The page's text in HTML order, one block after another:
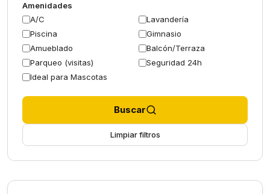
Amenidades
A/C
Lavandería
Piscina
Gimnasio
Amueblado
Balcón/Terraza
Parqueo (visitas)
Seguridad 24h
Ideal para Mascotas
Buscar
Limpiar filtros